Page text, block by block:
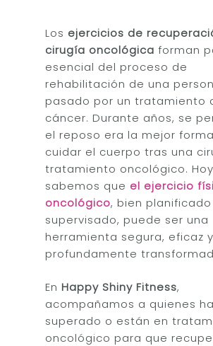
Los ejercicios de
cirugía oncológica forman
esencial del proceso de
rehabilitación de una
pasado por un tratamiento
cáncer. Durante años, se
el reposo era la mejor
cuidar el cuerpo tras una
tratamiento oncológico. Hoy
sabemos que el ejercicio
oncológico, bien planificado
supervisado, puede ser una
herramienta segura, eficaz y
profundamente
En Happy Shiny Fitness,
acompañamos a quienes
superado o están en
oncológico para que